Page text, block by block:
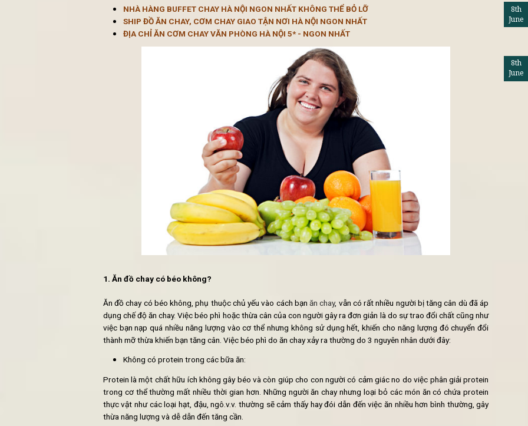
Những lợi ích của chế độ ăn chay lành mạnh giúp cơ thể tránh việc tích mỡ thừa do hấp
năng lượng, giúp cơ thể giữ được vóc dáng mong muốn cũng như giảm nguy cơ các bệnh về
tăng huyết áp, tiểu đường và ung thư. Tuy nhiên, nhiều người trước khi quyết định theo
chay thường băn khoăn "ăn đồ chay có béo không" và làm thế nào để ăn chay mà không bị
Vị Lai tìm câu trả lời "ăn đồ chay có mập không" qua bài viết dưới đây.
NHÀ HÀNG BUFFET CHAY HÀ NỘI NGON NHẤT KHÔNG THỂ BỎ LỠ
SHIP ĐỒ ĂN CHAY, CƠM CHAY GIAO TẬN NƠI HÀ NỘI NGON NHẤT
ĐỊA CHỈ ĂN CƠM CHAY VĂN PHÒNG HÀ NỘI 5* - NGON NHẤT